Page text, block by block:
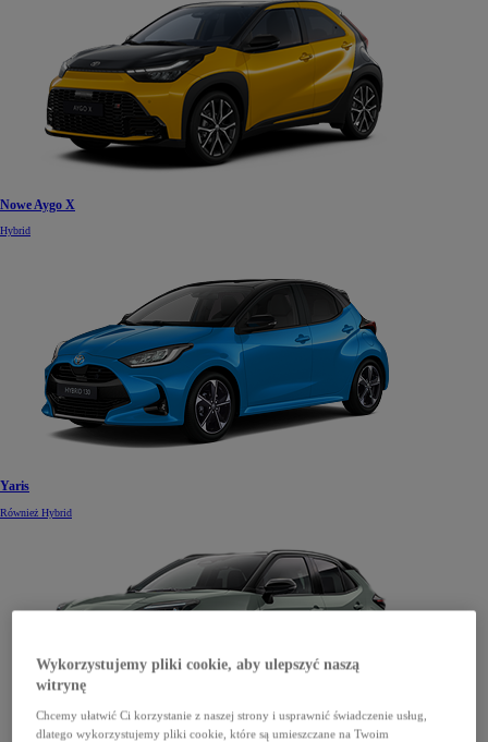
Nowe Aygo X
Hybrid
Yaris
Również Hybrid
Wykorzystujemy pliki cookie, aby ulepszyć naszą
witrynę
Chcemy ułatwić Ci korzystanie z naszej strony i usprawnić świadczenie usług,
dlatego wykorzystujemy pliki cookie, które są umieszczane na Twoim